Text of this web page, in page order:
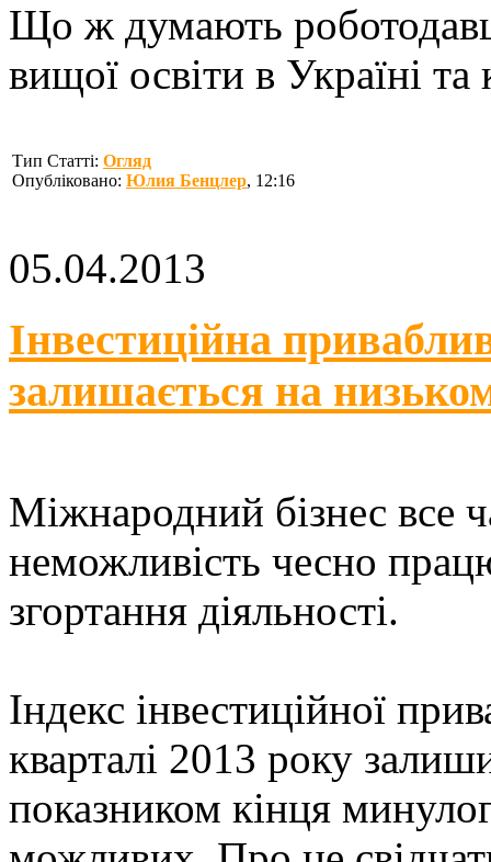
Що ж думають
вищої освіти в Україні та
Тип Статті: Огляд
Опубліковано: Юлия Бенцлер, 12:16
05.04.2013
Інвестиційна
залишається на
Міжнародний бізнес все
неможливість чесно
згортання діяльності.
Індекс інвестиційної
кварталі 2013 року
показником кінця